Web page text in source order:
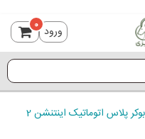
ورود 0
چاقو بوکر پلاس اتوماتیک اینتنشن 2